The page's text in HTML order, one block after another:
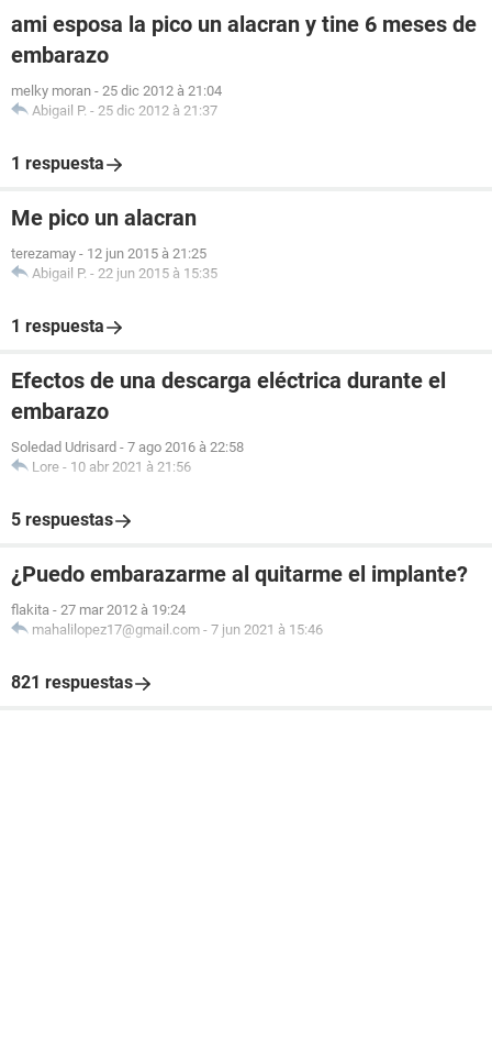
ami esposa la pico un alacran y tine 6 meses de
embarazo
melky moran - 25 dic 2012 à 21:04
Abigail P. - 25 dic 2012 à 21:37
1 respuesta
Me pico un alacran
terezamay - 12 jun 2015 à 21:25
Abigail P. - 22 jun 2015 à 15:35
1 respuesta
Efectos de una descarga eléctrica durante el
embarazo
Soledad Udrisard - 7 ago 2016 à 22:58
Lore - 10 abr 2021 à 21:56
5 respuestas
¿Puedo embarazarme al quitarme el implante?
flakita - 27 mar 2012 à 19:24
mahalilopez17@gmail.com - 7 jun 2021 à 15:46
821 respuestas